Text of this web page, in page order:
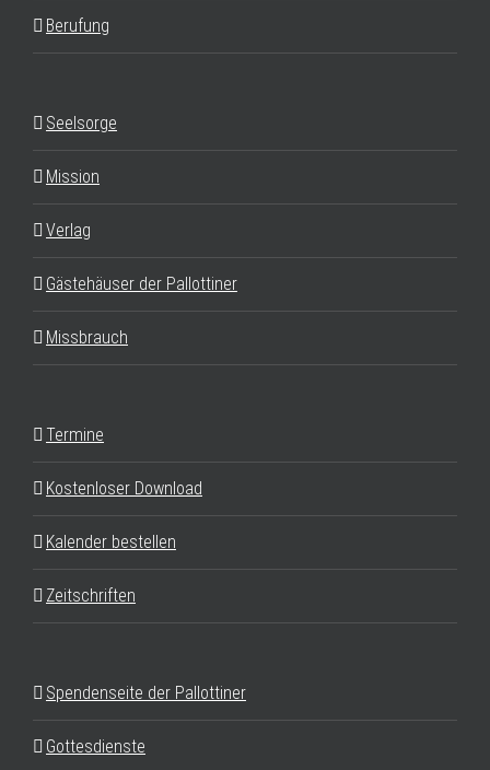
Berufung
Seelsorge
Mission
Verlag
Gästehäuser der Pallottiner
Missbrauch
Termine
Kostenloser Download
Kalender bestellen
Zeitschriften
Spendenseite der Pallottiner
Gottesdienste